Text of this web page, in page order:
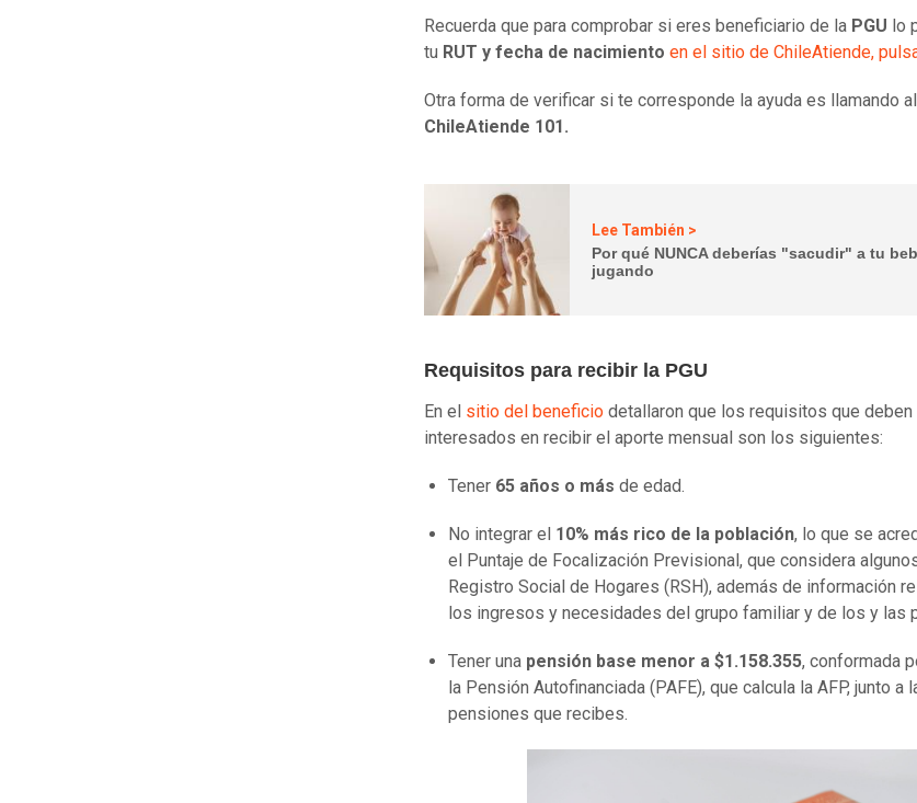
Recuerda que para comprobar si eres beneficiario de la PGU lo
tu RUT y fecha de nacimiento en el sitio de ChileAtiende,
Otra forma de verificar si te corresponde la ayuda es llamando al
ChileAtiende 101.
Lee También >
Por qué NUNCA deberías "sacudir" a tu
jugando
Requisitos para recibir la PGU
En el sitio del beneficio detallaron que los requisitos que
interesados en recibir el aporte mensual son los siguientes:
Tener 65 años o más de edad.
No integrar el 10% más rico de la población, lo que se
el Puntaje de Focalización Previsional, que considera
Registro Social de Hogares (RSH), además de información
los ingresos y necesidades del grupo familiar y de los y las
Tener una pensión base menor a $1.158.355, conformada
la Pensión Autofinanciada (PAFE), que calcula la AFP, junto a
pensiones que recibes.